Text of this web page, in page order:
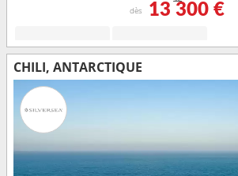
dès 13 300 €
CHILI, ANTARCTIQUE